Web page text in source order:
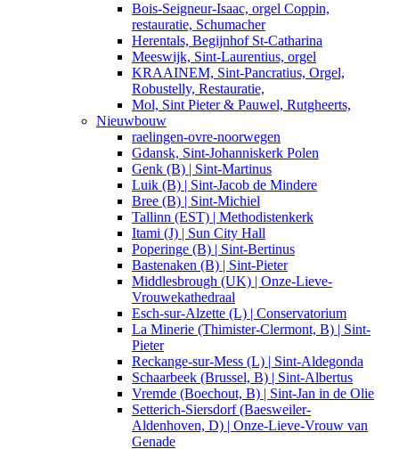
Bois-Seigneur-Isaac, orgel Coppin,
restauratie, Schumacher
Herentals, Begijnhof St-Catharina
Meeswijk, Sint-Laurentius, orgel
KRAAINEM, Sint-Pancratius, Orgel,
Robustelly, Restauratie,
Mol, Sint Pieter & Pauwel, Rutgheerts,
Nieuwbouw
raelingen-ovre-noorwegen
Gdansk, Sint-Johanniskerk Polen
Genk (B) | Sint-Martinus
Luik (B) | Sint-Jacob de Mindere
Bree (B) | Sint-Michiel
Tallinn (EST) | Methodistenkerk
Itami (J) | Sun City Hall
Poperinge (B) | Sint-Bertinus
Bastenaken (B) | Sint-Pieter
Middlesbrough (UK) | Onze-Lieve-
Vrouwekathedraal
Esch-sur-Alzette (L) | Conservatorium
La Minerie (Thimister-Clermont, B) | Sint-
Pieter
Reckange-sur-Mess (L) | Sint-Aldegonda
Schaarbeek (Brussel, B) | Sint-Albertus
Vremde (Boechout, B) | Sint-Jan in de Olie
Setterich-Siersdorf (Baesweiler-
Aldenhoven, D) | Onze-Lieve-Vrouw van
Genade